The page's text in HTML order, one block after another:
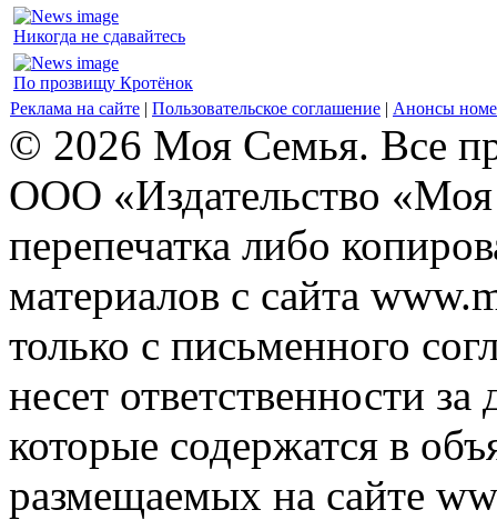
Никогда не сдавайтесь
По прозвищу Кротёнок
Реклама на сайте | Пользовательское соглашение | Анонсы
© 2026 Моя Семья. Все
ООО «Издательство
перепечатка либо
материалов с сайта
только с письменного
несет ответственности
которые содержатся в
размещаемых на сайте